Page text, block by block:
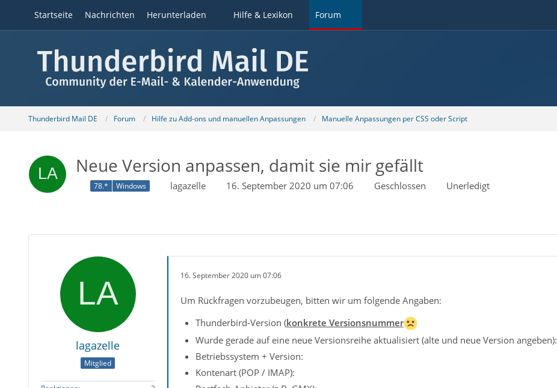
Startseite Nachrichten Herunterladen Hilfe & Lexikon Forum
Thunderbird Mail DE Forum Hilfe zu Add-ons und manuellen Anpassungen Manuelle Anpassungen per CSS oder Script
Neue Version anpassen, damit sie mir gefällt
78.* Windows lagazelle 16. September 2020 um 07:06 Geschlossen Unerledigt
lagazelle
Mitglied
16. September 2020 um 07:06
Um Rückfragen vorzubeugen, bitten wir um folgende Angaben:
Thunderbird-Version (konkrete Versionsnummer
Wurde gerade auf eine neue Versionsreihe aktualisiert (alte und neue Version angeben):
Betriebssystem + Version:
Kontenart (POP / IMAP):